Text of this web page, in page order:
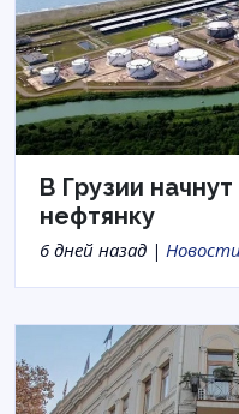
В Грузии
нефтянку
6 дней назад | Новости